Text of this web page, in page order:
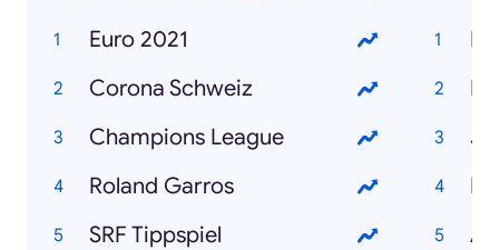
Euro 2021
Corona Schweiz
Champions League
Roland Garros
SRF Tippspiel